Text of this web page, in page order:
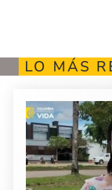
LO MÁS